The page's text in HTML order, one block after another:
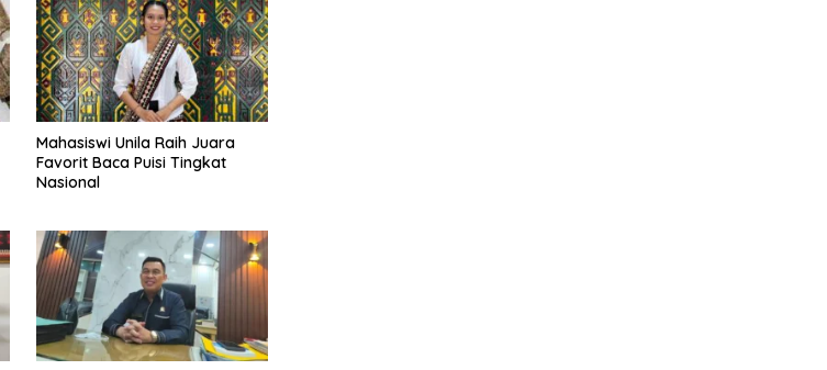
Mahasiswi Unila Raih Juara
Favorit Baca Puisi Tingkat
Nasional